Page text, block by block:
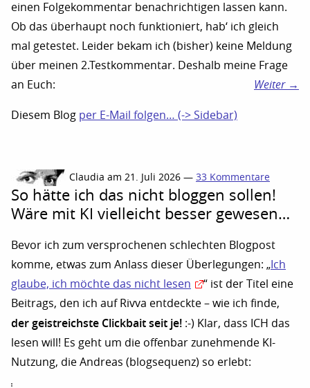
einen Folgekommentar benachrichtigen lassen kann.
Ob das überhaupt noch funktioniert, hab‘ ich gleich
mal getestet. Leider bekam ich (bisher) keine Meldung
über meinen 2.Testkommentar. Deshalb meine Frage
an Euch:
Weiter →
Diesem Blog per E-Mail folgen… (-> Sidebar)
Claudia am 21. Juli 2026 — 33 Kommentare
So hätte ich das nicht bloggen sollen!
Wäre mit KI vielleicht besser gewesen…
Bevor ich zum versprochenen schlechten Blogpost
komme, etwas zum Anlass dieser Überlegungen: „Ich
glaube, ich möchte das nicht lesen
“ ist der Titel eine
Beitrags, den ich auf Rivva entdeckte – wie ich finde,
der geistreichste Clickbait seit je! :-) Klar, dass ICH das
lesen will! Es geht um die offenbar zunehmende KI-
Nutzung, die Andreas (blogsequenz) so erlebt: